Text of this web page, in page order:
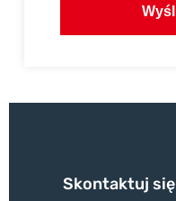
Skontaktuj